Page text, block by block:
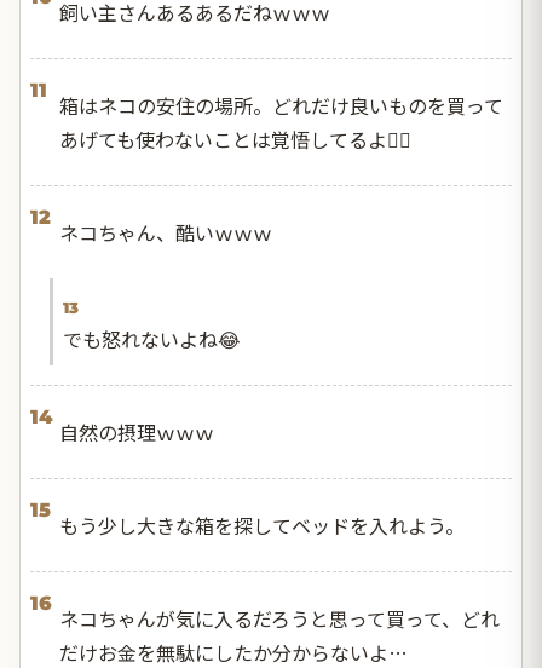
飼い主さんあるあるだねｗｗｗ
11
箱はネコの安住の場所。どれだけ良いものを買って
あげても使わないことは覚悟してるよ😮‍💨
12
ネコちゃん、酷いｗｗｗ
13
でも怒れないよね😂
14
自然の摂理ｗｗｗ
15
もう少し大きな箱を探してベッドを入れよう。
16
ネコちゃんが気に入るだろうと思って買って、どれ
だけお金を無駄にしたか分からないよ…